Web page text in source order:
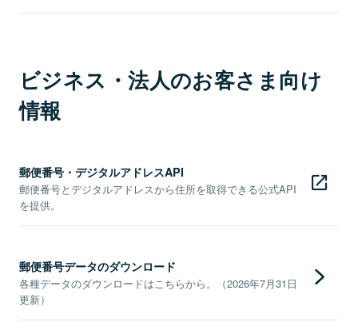
ビジネス・法人のお客さま向け
情報
郵便番号・デジタルアドレスAPI
郵便番号とデジタルアドレスから住所を取得できる公式API
を提供。
郵便番号データのダウンロード
各種データのダウンロードはこちらから。（2026年7月31日
更新）